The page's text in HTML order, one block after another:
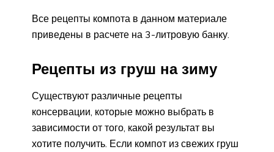
Все рецепты компота в данном материале
приведены в расчете на 3-литровую банку.
Рецепты из груш на зиму
Существуют различные рецепты
консервации, которые можно выбрать в
зависимости от того, какой результат вы
хотите получить. Если компот из свежих груш